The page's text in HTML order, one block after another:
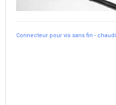
Connecteur pour vis sans fin -